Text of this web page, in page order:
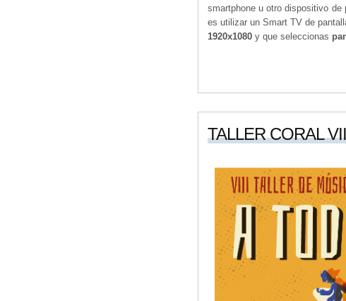
smartphone u otro dispositivo de
es utilizar un Smart TV de
1920x1080y que seleccionas
TALLER CORAL